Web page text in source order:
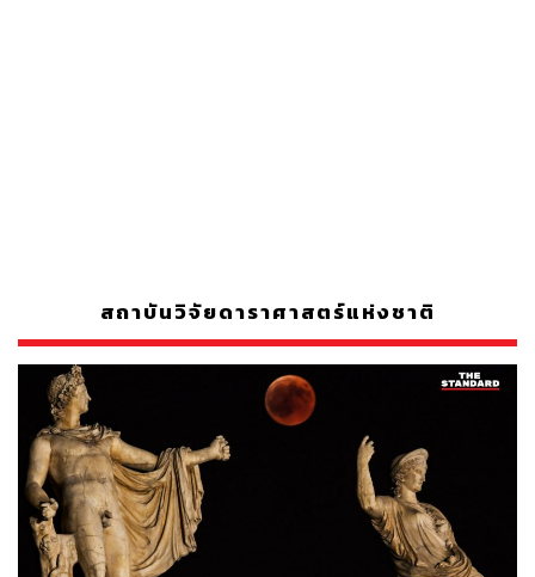
สถาบันวิจัยดาราศาสตร์แห่งชาติ